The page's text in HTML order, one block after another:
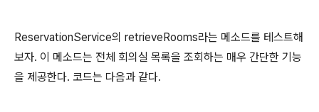
ReservationService의 retrieveRooms라는 메소드를 테스트해
보자. 이 메소드는 전체 회의실 목록을 조회하는 매우 간단한 기능
을 제공한다. 코드는 다음과 같다.